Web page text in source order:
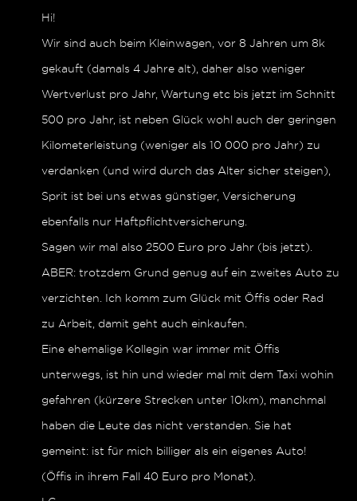
Hi!
Wir sind auch beim Kleinwagen, vor 8 Jahren um 8k
gekauft (damals 4 Jahre alt), daher also weniger
Wertverlust pro Jahr, Wartung etc bis jetzt im Schnitt
500 pro Jahr, ist neben Glück wohl auch der geringen
Kilometerleistung (weniger als 10 000 pro Jahr) zu
verdanken (und wird durch das Alter sicher steigen),
Sprit ist bei uns etwas günstiger, Versicherung
ebenfalls nur Haftpflichtversicherung.
Sagen wir mal also 2500 Euro pro Jahr (bis jetzt).
ABER: trotzdem Grund genug auf ein zweites Auto zu
verzichten. Ich komm zum Glück mit Öffis oder Rad
zu Arbeit, damit geht auch einkaufen.
Eine ehemalige Kollegin war immer mit Öffis
unterwegs, ist hin und wieder mal mit dem Taxi wohin
gefahren (kürzere Strecken unter 10km), manchmal
haben die Leute das nicht verstanden. Sie hat
gemeint: ist für mich billiger als ein eigenes Auto!
(Öffis in ihrem Fall 40 Euro pro Monat).